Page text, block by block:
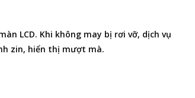
LCD. Khi không may bị rơi vỡ, dịch vụ
zin, hiển thị mượt mà.